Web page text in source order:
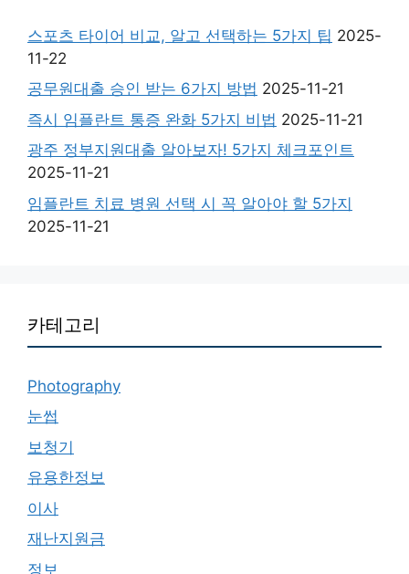
스포츠 타이어 비교, 알고 선택하는 5가지 팁 2025-
11-22
공무원대출 승인 받는 6가지 방법 2025-11-21
즉시 임플란트 통증 완화 5가지 비법 2025-11-21
광주 정부지원대출 알아보자! 5가지 체크포인트
2025-11-21
임플란트 치료 병원 선택 시 꼭 알아야 할 5가지
2025-11-21
카테고리
Photography
눈썹
보청기
유용한정보
이사
재난지원금
정보